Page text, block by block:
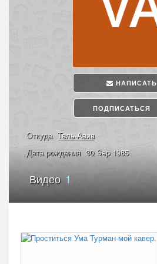
НАПИСАТЬ
ПОДПИСАТЬСЯ
Откуда Тель-Авив
Дата рождения 30 Sep 1985
Видео1